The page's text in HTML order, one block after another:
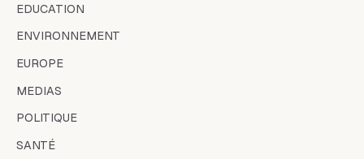
EDUCATION
ENVIRONNEMENT
EUROPE
MEDIAS
POLITIQUE
SANTÉ